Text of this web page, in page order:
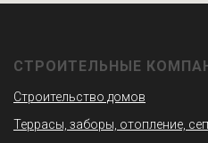
СТРОИТЕЛЬНЫЕ
Строительство домов
Террасы, заборы, отопление,